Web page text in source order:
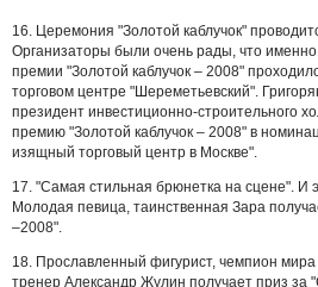
16. Церемония "Золотой каблучок"
Организаторы были очень рады, что
премии "Золотой каблучок – 2008"
торговом центре "Шереметьевский".
президент инвестиционно-строительного
премию "Золотой каблучок – 2008" в
изящный торговый центр в Москве".
17. "Самая стильная брюнетка на сцене". И
Молодая певица, таинственная Зара
–2008".
18. Прославленный фигурист, чемпион мира
тренер Александр Жулин получает приз за